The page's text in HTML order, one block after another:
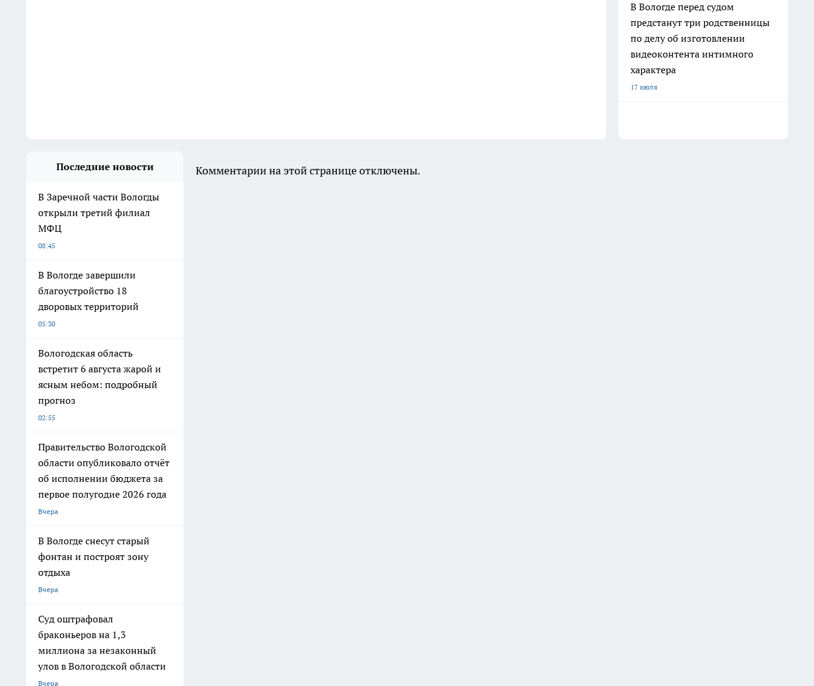
В Вологде перед судом
предстанут три родственницы
по делу об изготовлении
видеоконтента интимного
характера
17 июля
Последние новости
В Заречной части Вологды
открыли третий филиал
МФЦ
08:45
В Вологде завершили
благоустройство 18
дворовых территорий
05:30
Вологодская область
встретит 6 августа жарой и
ясным небом: подробный
прогноз
02:55
Правительство Вологодской
области опубликовало отчёт
об исполнении бюджета за
первое полугодие 2026 года
Вчера
В Вологде снесут старый
фонтан и построят зону
отдыха
Вчера
Суд оштрафовал
браконьеров на 1,3
миллиона за незаконный
улов в Вологодской области
Вчера
Комментарии на этой странице отключены.